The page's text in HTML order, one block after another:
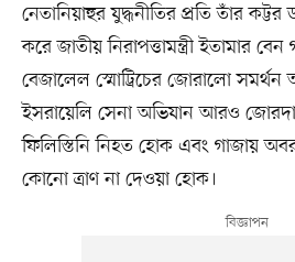
নেতানিয়াহুর যুদ্ধনীতির প্রতি তাঁর কট্টর
করে জাতীয় নিরাপত্তামন্ত্রী ইতামার বেন
বেজালেল স্মোট্রিচের জোরালো সমর্থন
ইসরায়েলি সেনা অভিযান আরও
ফিলিস্তিনি নিহত হোক এবং গাজায়
কোনো ত্রাণ না দেওয়া হোক।